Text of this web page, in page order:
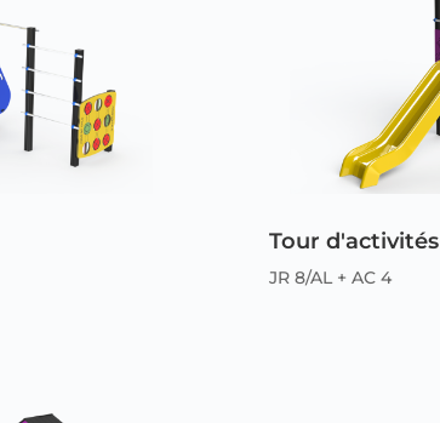
Tour d'activités
JR 8/AL + AC 4